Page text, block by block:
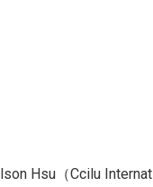
Hsu（Ccilu